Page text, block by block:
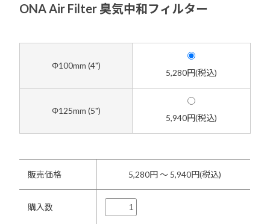
ONA Air Filter 臭気中和フィルター
Φ100mm (4")
5,280円(税込)
Φ125mm (5")
5,940円(税込)
販売価格 5,280円 ～ 5,940円(税込)
購入数